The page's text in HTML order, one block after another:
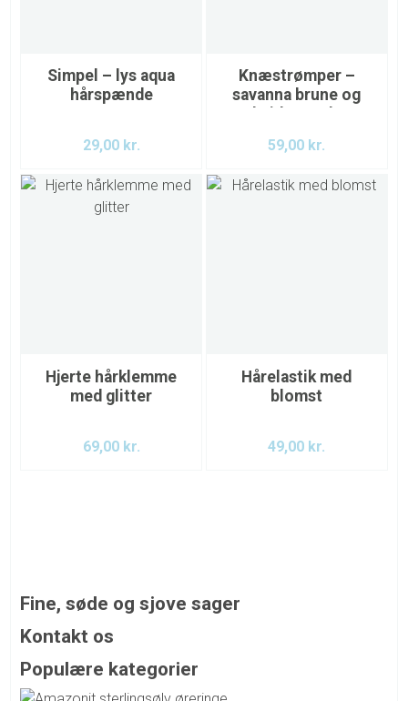
Simpel – lys aqua
hårspænde
29,00 kr.
Knæstrømper –
savanna brune og
59,00 kr.
Hjerte hårklemme
med glitter
69,00 kr.
Hårelastik med
blomst
49,00 kr.
Fine, søde og sjove sager
DU inviteres ind i vores pigeunivers, hvor vi nøje har
lidt skæve, det nuttede, det sjove, det anderledes, det
søde og det festlige. Da vi ikke er del af en stor kæde, har
Kontakt os
Email: kontakt@toeseriet.dk
Populære kategorier
Produkter